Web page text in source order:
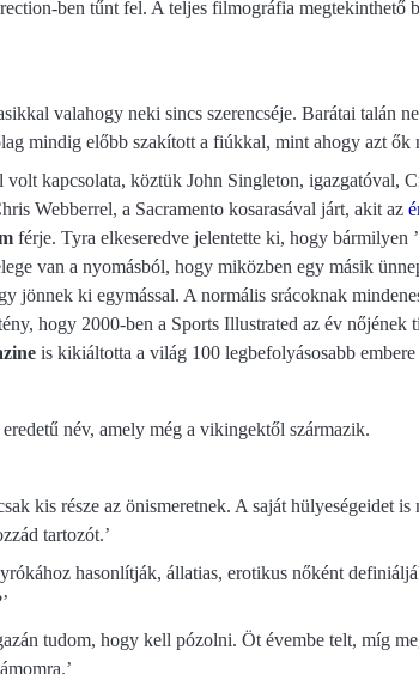
ben tűnt fel. A teljes filmográfia megtekinthető
valahogy neki sincs szerencséje. Barátai talán
mindig előbb szakított a fiúkkal, mint ahogy azt ők
volt kapcsolata, köztük John Singleton, igazgatóval,
Webberrel, a Sacramento kosarasával járt, akit az
férje. Tyra elkeseredve jelentette ki, hogy bármilyen
van a nyomásból, hogy miközben egy másik
jönnek ki egymással. A normális srácoknak
hogy 2000-ben a Sports Illustrated az év nőjének
is kikiáltotta a világ 100 legbefolyásosabb
név, amely még a vikingektől származik.
kis része az önismeretnek. A saját hülyeségeidet
tartozót.’
hasonlítják, állatias, erotikus nőként
tudom, hogy kell pózolni. Öt évembe telt, míg